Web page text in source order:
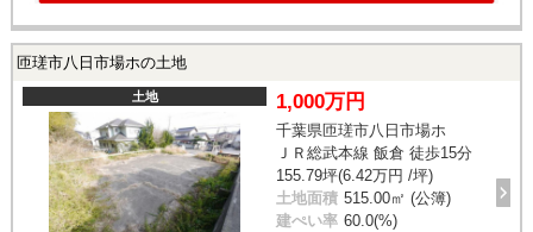
匝瑳市八日市場ホの土地
土地 1,000万円
千葉県匝瑳市八日市場ホ
ＪＲ総武本線 飯倉 徒歩15分
155.79坪(6.42万円 /坪)
土地面積 515.00㎡ (公簿)
建ぺい率 60.0(%)